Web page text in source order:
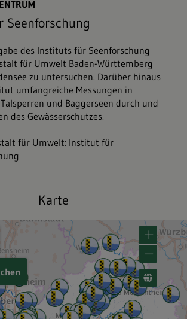
des Instituts für Seenforschung
für Umwelt Baden-Württemberg
zu untersuchen. Darüber hinaus
umfangreiche Messungen in
und Baggerseen durch und
des Gewässerschutzes.
für Umwelt: Institut für
Karte